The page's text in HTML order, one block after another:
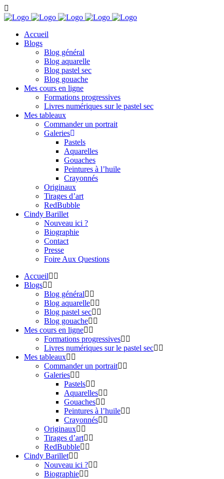
Accueil
Blogs
Blog général
Blog aquarelle
Blog pastel sec
Blog gouache
Mes cours en ligne
Formations progressives
Livres numériques sur le pastel sec
Mes tableaux
Commander un portrait
Galeries
Pastels
Aquarelles
Gouaches
Peintures à l’huile
Crayonnés
Originaux
Tirages d’art
RedBubble
Cindy Barillet
Nouveau ici ?
Biographie
Contact
Presse
Foire Aux Questions
Accueil
Blogs
Blog général
Blog aquarelle
Blog pastel sec
Blog gouache
Mes cours en ligne
Formations progressives
Livres numériques sur le pastel sec
Mes tableaux
Commander un portrait
Galeries
Pastels
Aquarelles
Gouaches
Peintures à l’huile
Crayonnés
Originaux
Tirages d’art
RedBubble
Cindy Barillet
Nouveau ici ?
Biographie